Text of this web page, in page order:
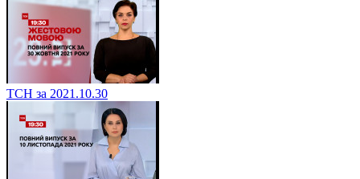
ТСН за 2021.10.30